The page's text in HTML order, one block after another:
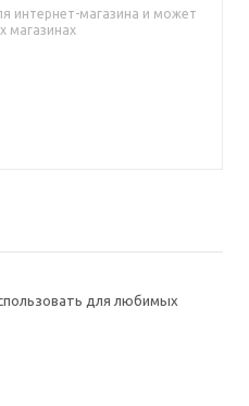
интернет-магазина и может
магазинах
для любимых